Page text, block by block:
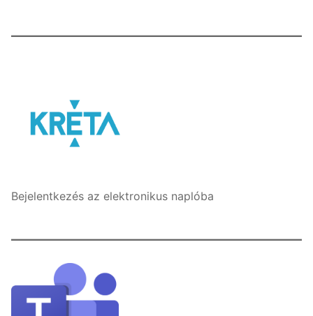
Bejelentkezés az elektronikus naplóba